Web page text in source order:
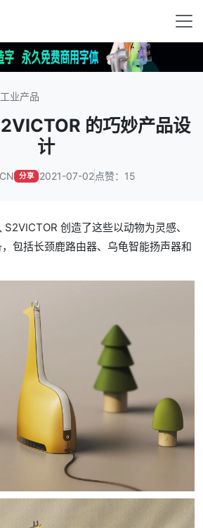
工业产品
的巧妙产品设
计
分享 2021-07-02点赞：15
S2VICTOR 创造了这些以动物为灵感、
包括长颈鹿路由器、乌龟智能扬声器和